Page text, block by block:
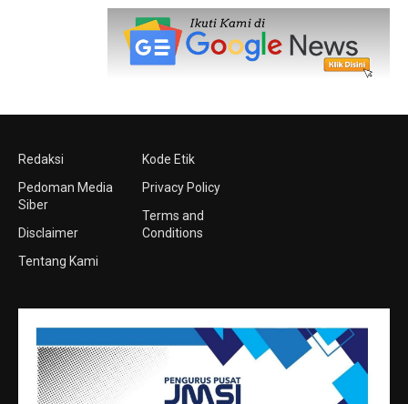
Redaksi
Pedoman Media
Siber
Disclaimer
Tentang Kami
Kode Etik
Privacy Policy
Terms and
Conditions